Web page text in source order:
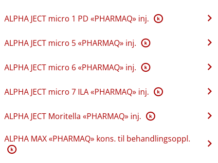
ALPHA JECT micro 1 PD «PHARMAQ» inj. K
ALPHA JECT micro 5 «PHARMAQ» inj. K
ALPHA JECT micro 6 «PHARMAQ» inj. K
ALPHA JECT micro 7 ILA «PHARMAQ» inj. K
ALPHA JECT Moritella «PHARMAQ» inj. K
ALPHA MAX «PHARMAQ» kons. til behandlingsoppl.
K